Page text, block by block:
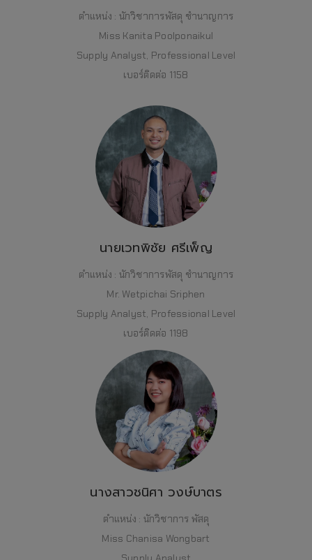
ตำแหน่ง : นักวิชาการพัสดุ ชำนาญการ
Miss Kanita Poolponaikul
Supply Analyst, Professional Level
เบอร์ติดต่อ 1158
นายเวทพิชัย ศรีเพ็ญ
ตำแหน่ง : นักวิชาการพัสดุ ชำนาญการ
Mr. Wetpichai Sriphen
Supply Analyst, Professional Level
เบอร์ติดต่อ 1198
นางสาวชนิศา วงษ์บาตร
ตำแหน่ง : นักวิชาการ พัสดุ
Miss Chanisa Wongbart